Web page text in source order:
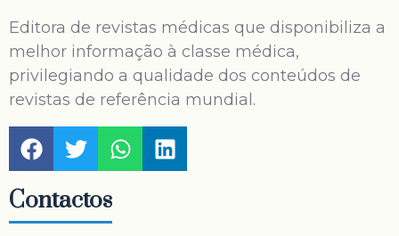
Editora de revistas médicas que disponibiliza a
melhor informação à classe médica,
privilegiando a qualidade dos conteúdos de
revistas de referência mundial.
Contactos